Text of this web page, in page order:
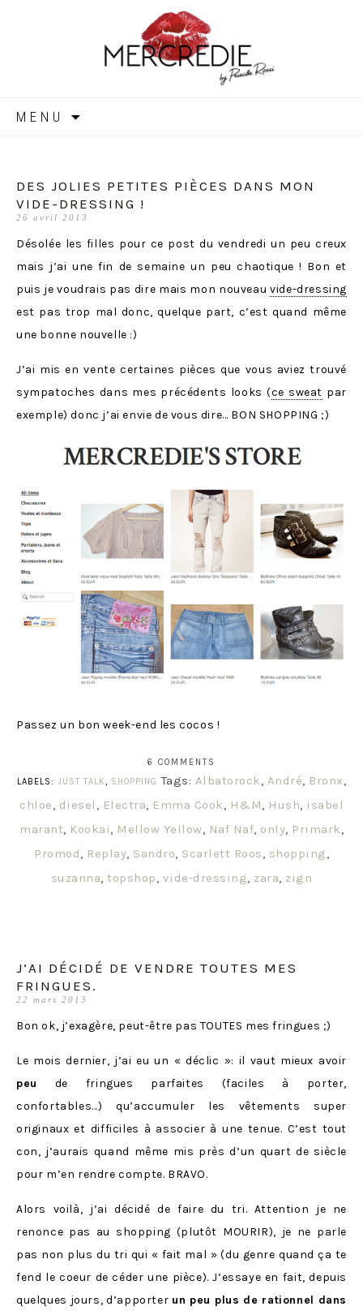
MERCREDIE
MENU
DES JOLIES PETITES PIÈCES DANS MON
VIDE-DRESSING !
26 avril 2013
Désolée les filles pour ce post du vendredi un peu creux
mais j’ai une fin de semaine un peu chaotique ! Bon et
puis je voudrais pas dire mais mon nouveauvide-dressing
est pas trop mal donc, quelque part, c’est quand même
une bonne nouvelle :)
J’ai mis en vente certaines pièces que vous aviez trouvé
sympatoches dans mes précédents looks (ce sweat par
exemple) donc j’ai envie de vous dire… BON SHOPPING ;)
Passez un bon week-end les cocos !
6 COMMENTS
LABELS: JUST TALK, SHOPPING Tags: Albatorock, André, Bronx,
chloe, diesel , Electra, Emma Cook, H&M, Hush, isabel
marant, Kookai, Mellow Yellow, Naf Naf, only, Primark,
Promod, Replay, Sandro, Scarlett Roos, shopping,
suzanna,topshop, vide-dressing, zara, zign
J’AI DÉCIDÉ DE VENDRE TOUTES MES
FRINGUES.
22 mars 2013
Bon ok, j’exagère, peut-être pas TOUTES mes fringues ;)
Le mois dernier, j’ai eu un « déclic »: il vaut mieux avoir
peu
de fringues parfaites (faciles à porter,
confortables…) qu’accumuler les vêtements super
originaux et difficiles à associer à une tenue. C’est tout
con, j’aurais quand même mis près d’un quart de siècle
pour m’en rendre compte. BRAVO.
Alors voilà, j’ai décidé de faire du tri. Attention je ne
renonce pas au shopping (plutôt MOURIR), je ne parle
pas non plus du tri qui « fait mal » (du genre quand ça te
fend le coeur de céder une pièce). J’essaye en fait, depuis
quelques jours, d’apporter un peu plus de rationnel dans